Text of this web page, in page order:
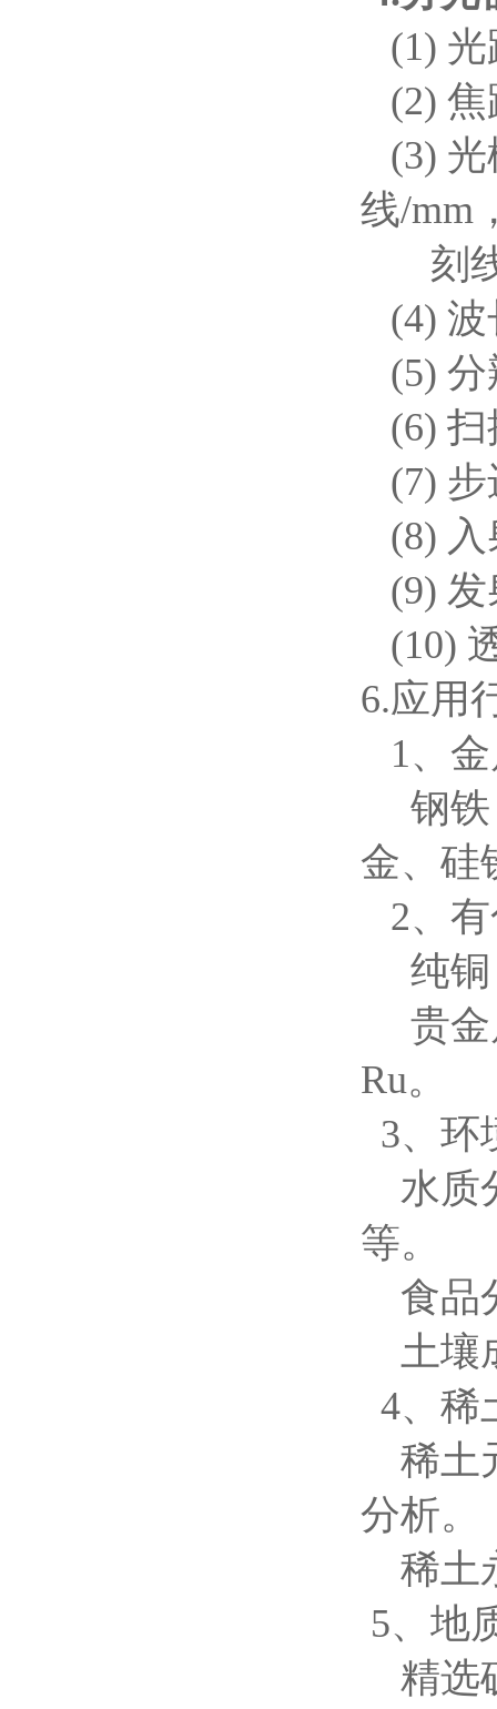
(1) 光
(2) 焦
(3) 光
线/mm
刻线
(4) 波
(5) 分
(6) 扫
(7) 步
(8) 入
(9) 发
(10)
6.应用
1、
钢铁
金、
2、有
纯铜
贵金
Ru。
3、环
水质
等。
食品
土壤
4、稀
稀土
分析。
稀土
5、地
精选